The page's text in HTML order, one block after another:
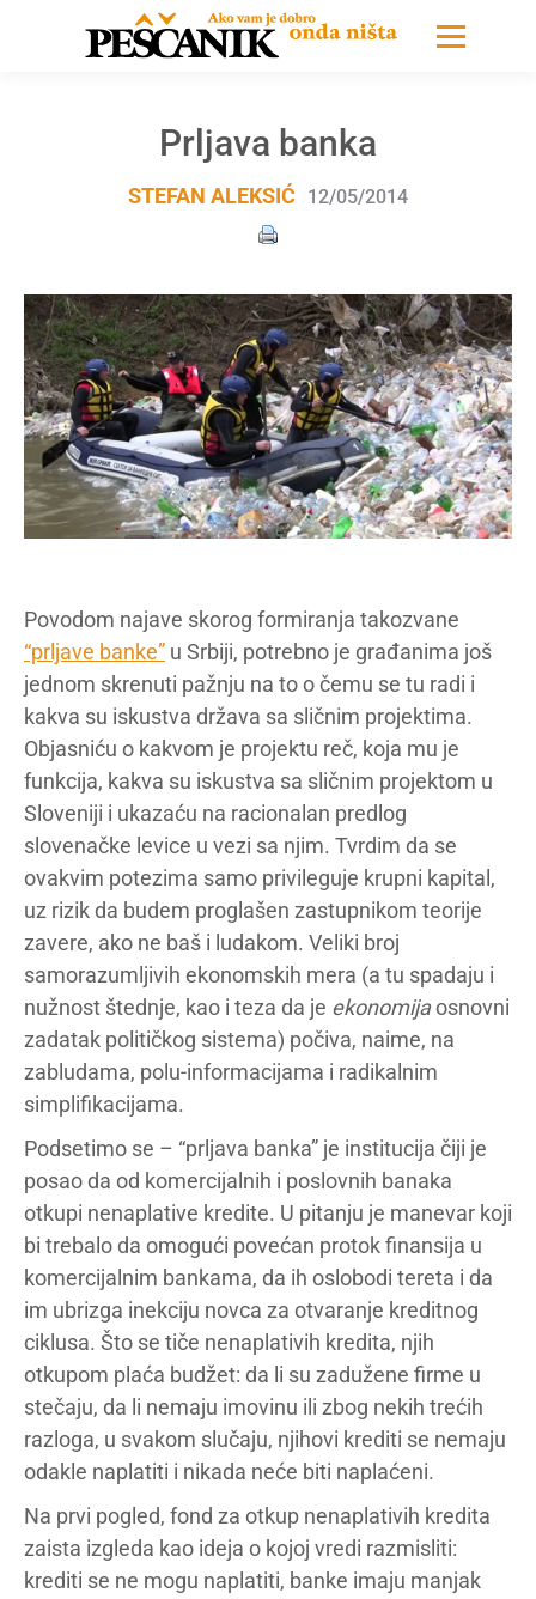
Prljava banka
STEFAN ALEKSIĆ 12/05/2014
Povodom najave skorog formiranja takozvane
“prljave banke” u Srbiji, potrebno je građanima još
jednom skrenuti pažnju na to o čemu se tu radi i
kakva su iskustva država sa sličnim projektima.
Objasniću o kakvom je projektu reč, koja mu je
funkcija, kakva su iskustva sa sličnim projektom u
Sloveniji i ukazaću na racionalan predlog
slovenačke levice u vezi sa njim. Tvrdim da se
ovakvim potezima samo privileguje krupni kapital,
uz rizik da budem proglašen zastupnikom teorije
zavere, ako ne baš i ludakom. Veliki broj
samorazumljivih ekonomskih mera (a tu spadaju i
nužnost štednje, kao i teza da je ekonomijaosnovni
zadatak političkog sistema) počiva, naime, na
zabludama, polu-informacijama i radikalnim
simplifikacijama.
Podsetimo se – “prljava banka” je institucija čiji je
posao da od komercijalnih i poslovnih banaka
otkupi nenaplative kredite. U pitanju je manevar koji
bi trebalo da omogući povećan protok finansija u
komercijalnim bankama, da ih oslobodi tereta i da
im ubrizga inekciju novca za otvaranje kreditnog
ciklusa. Što se tiče nenaplativih kredita, njih
otkupom plaća budžet: da li su zadužene firme u
stečaju, da li nemaju imovinu ili zbog nekih trećih
razloga, u svakom slučaju, njihovi krediti se nemaju
odakle naplatiti i nikada neće biti naplaćeni.
Na prvi pogled, fond za otkup nenaplativih kredita
zaista izgleda kao ideja o kojoj vredi razmisliti:
krediti se ne mogu naplatiti, banke imaju manjak